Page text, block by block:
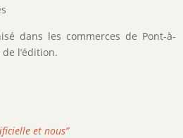
dans les commerces de Pont-à-
l’édition.
et nous”